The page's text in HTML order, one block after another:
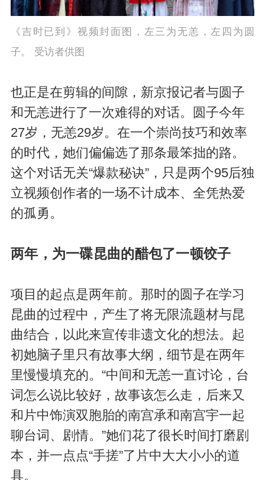
《吉时已到》视频封面图，左三为无恙，左四为圆
子。 受访者供图
也正是在剪辑的间隙，新京报记者与圆子
和无恙进行了一次难得的对话。圆子今年
27岁，无恙29岁。在一个崇尚技巧和效率
的时代，她们偏偏选了那条最笨拙的路。
这个对话无关“爆款秘诀”，只是两个95后独
立视频创作者的一场不计成本、全凭热爱
的孤勇。
两年，为一碟昆曲的醋包了一顿饺子
项目的起点是两年前。那时的圆子在学习
昆曲的过程中，产生了将无限流题材与昆
曲结合，以此来宣传非遗文化的想法。起
初她脑子里只有故事大纲，细节是在两年
里慢慢填充的。“中间和无恙一直讨论，台
词怎么说比较好，故事该怎么走，后来又
和片中饰演双胞胎的南宫承和南宫宇一起
聊台词、剧情。”她们花了很长时间打磨剧
本，并一点点“手搓”了片中大大小小的道
具。